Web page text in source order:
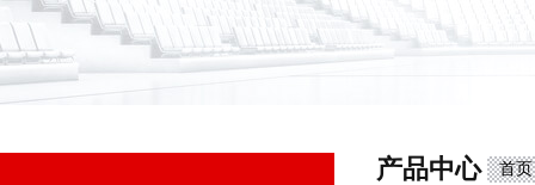
产品中心 首页